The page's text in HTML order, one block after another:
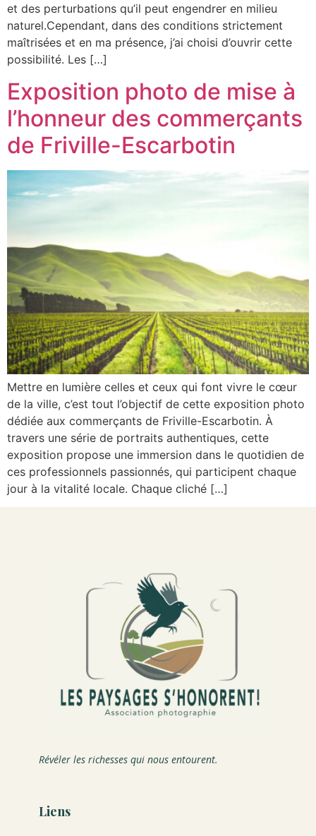
et des perturbations qu’il peut engendrer en milieu
naturel.Cependant, dans des conditions strictement
maîtrisées et en ma présence, j’ai choisi d’ouvrir cette
possibilité. Les […]
Exposition photo de mise à
l’honneur des commerçants
de Friville-Escarbotin
Mettre en lumière celles et ceux qui font vivre le cœur
de la ville, c’est tout l’objectif de cette exposition photo
dédiée aux commerçants de Friville-Escarbotin. À
travers une série de portraits authentiques, cette
exposition propose une immersion dans le quotidien de
ces professionnels passionnés, qui participent chaque
jour à la vitalité locale. Chaque cliché […]
Révéler les richesses qui nous entourent.
Liens